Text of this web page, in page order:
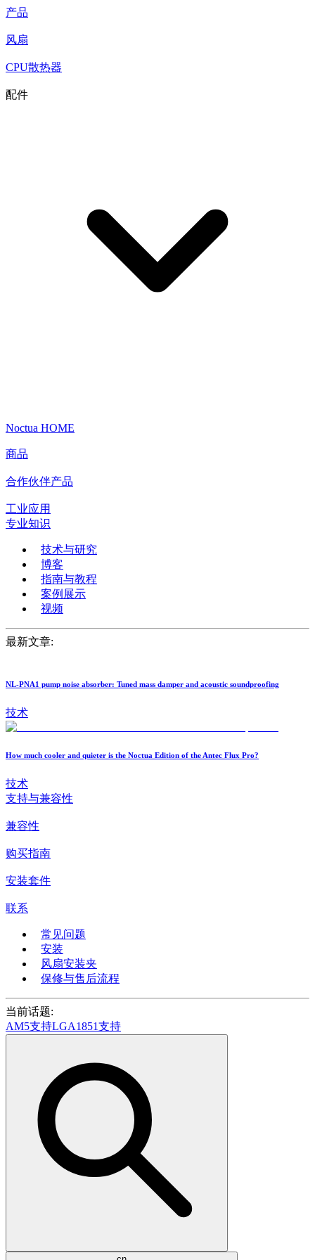
产品
风扇
CPU散热器
配件
Noctua HOME
商品
合作伙伴产品
工业应用
专业知识
技术与研究
博客
指南与教程
案例展示
视频
最新文章:
NL-PNA1 pump noise absorber: Tuned mass damper and acoustic soundproofing
技术
How much cooler and quieter is the Noctua Edition of the Antec Flux Pro?
技术
支持与兼容性
兼容性
购买指南
安装套件
联系
常见问题
安装
风扇安装夹
保修与售后流程
当前话题:
AM5支持LGA1851支持